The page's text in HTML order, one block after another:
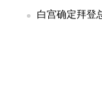
白宫确定拜登